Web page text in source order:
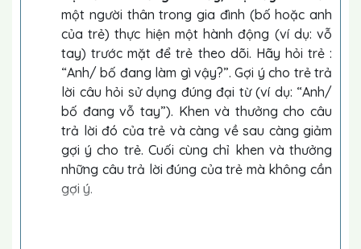
một người thân trong gia đình (bố hoặc anh
của trẻ) thực hiện một hành động (ví dụ: vỗ
tay) trước mặt để trẻ theo dõi. Hãy hỏi trẻ :
“Anh/ bố đang làm gì vậy?”. Gợi ý cho trẻ trả
lời câu hỏi sử dụng đúng đại từ (ví dụ: “Anh/
bố đang vỗ tay”). Khen và thưởng cho câu
trả lời đó của trẻ và càng về sau càng giảm
gợi ý cho trẻ. Cuối cùng chỉ khen và thưởng
những câu trả lời đúng của trẻ mà không cần
gợi ý.